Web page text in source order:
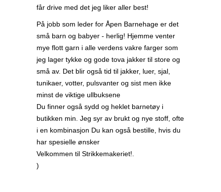
får drive med det jeg liker aller best!
På jobb som leder for Åpen Barnehage er det
små barn og babyer - herlig! Hjemme venter
mye flott garn i alle verdens vakre farger som
jeg lager tykke og gode tova jakker til store og
små av. Det blir også tid til jakker, luer, sjal,
tunikaer, votter, pulsvanter og sist men ikke
minst de viktige ullbuksene
Du finner også sydd og heklet barnetøy i
butikken min. Jeg syr av brukt og nye stoff, ofte
i en kombinasjon Du kan også bestille, hvis du
har spesielle ønsker
Velkommen til Strikkemakeriet!.
)